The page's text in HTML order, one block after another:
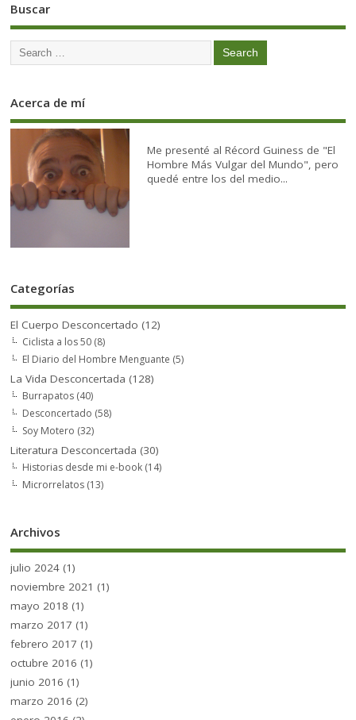
Buscar
Acerca de mí
Me presenté al Récord Guiness de "El
Hombre Más Vulgar del Mundo", pero
quedé entre los del medio...
Categorías
El Cuerpo Desconcertado (12)
Ciclista a los 50 (8)
El Diario del Hombre Menguante (5)
La Vida Desconcertada (128)
Burrapatos (40)
Desconcertado (58)
Soy Motero (32)
Literatura Desconcertada (30)
Historias desde mi e-book (14)
Microrrelatos (13)
Archivos
julio 2024 (1)
noviembre 2021 (1)
mayo 2018 (1)
marzo 2017 (1)
febrero 2017 (1)
octubre 2016 (1)
junio 2016 (1)
marzo 2016 (2)